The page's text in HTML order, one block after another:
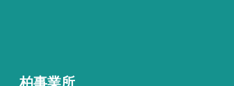
柏事業所